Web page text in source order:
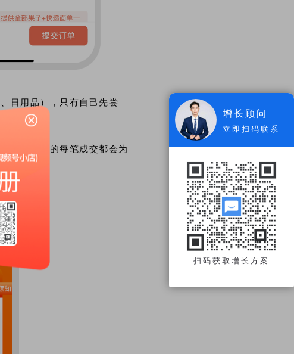
日用品），只有自己先尝
级，下级的每笔成交都会为
增长顾问
立即扫码联系
扫码获取增长方案